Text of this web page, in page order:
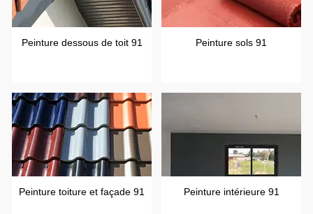
Peinture dessous de toit 91 Peinture sols 91
Peinture toiture et façade 91 Peinture intérieure 91